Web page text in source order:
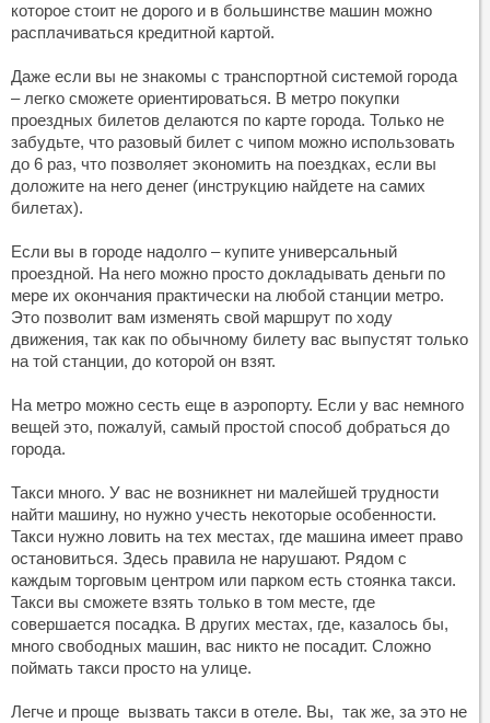
которое стоит не дорого и в большинстве машин можно
расплачиваться кредитной картой.
Даже если вы не знакомы с транспортной системой города
– легко сможете ориентироваться. В метро покупки
проездных билетов делаются по карте города. Только не
забудьте, что разовый билет с чипом можно использовать
до 6 раз, что позволяет экономить на поездках, если вы
доложите на него денег (инструкцию найдете на самих
билетах).
Если вы в городе надолго – купите универсальный
проездной. На него можно просто докладывать деньги по
мере их окончания практически на любой станции метро.
Это позволит вам изменять свой маршрут по ходу
движения, так как по обычному билету вас выпустят только
на той станции, до которой он взят.
На метро можно сесть еще в аэропорту. Если у вас немного
вещей это, пожалуй, самый простой способ добраться до
города.
Такси много. У вас не возникнет ни малейшей трудности
найти машину, но нужно учесть некоторые особенности.
Такси нужно ловить на тех местах, где машина имеет право
остановиться. Здесь правила не нарушают. Рядом с
каждым торговым центром или парком есть стоянка такси.
Такси вы сможете взять только в том месте, где
совершается посадка. В других местах, где, казалось бы,
много свободных машин, вас никто не посадит. Сложно
поймать такси просто на улице.
Легче и проще вызвать такси в отеле. Вы, так же, за это не